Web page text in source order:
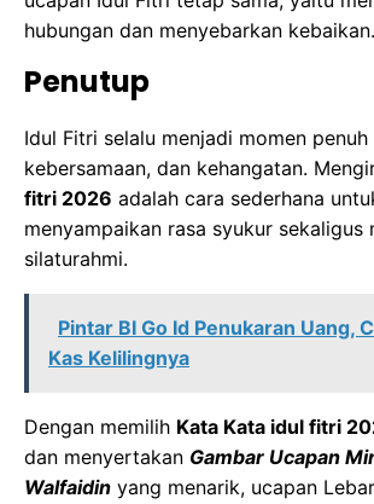
hubungan dan menyebarkan kebaikan.
Penutup
Idul Fitri selalu menjadi momen
kebersamaan, dan kehangatan.
fitri 2026 adalah cara sederhana
menyampaikan rasa syukur sekaligus
silaturahmi.
Pintar BI Go Id Penukaran Uang,
Kas Kelilingnya
Dengan memilih Kata Kata idul fitri
dan menyertakan Gambar Ucapan
Walfaidin yang menarik, ucapan